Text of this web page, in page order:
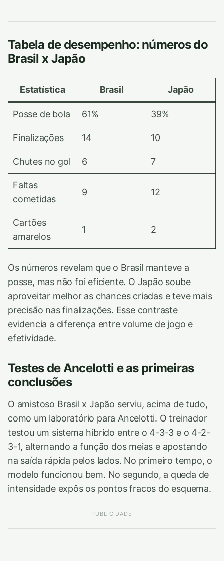
Tabela de desempenho: números do
Brasil x Japão
Estatística Brasil Japão
Posse de bola 61% 39%
Finalizações 14 10
Chutes no gol 6 7
Faltas
cometidas
9 12
Cartões
amarelos
1 2
Os números revelam que o Brasil manteve a
posse, mas não foi eficiente. O Japão soube
aproveitar melhor as chances criadas e teve mais
precisão nas finalizações. Esse contraste
evidencia a diferença entre volume de jogo e
efetividade.
Testes de Ancelotti e as primeiras
conclusões
O amistoso Brasil x Japão serviu, acima de tudo,
como um laboratório para Ancelotti. O treinador
testou um sistema híbrido entre o 4-3-3 e o 4-2-
3-1, alternando a função dos meias e apostando
na saída rápida pelos lados. No primeiro tempo, o
modelo funcionou bem. No segundo, a queda de
intensidade expôs os pontos fracos do esquema.
PUBLICIDADE